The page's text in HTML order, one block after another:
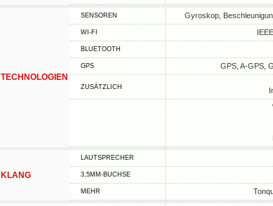
TECHNOLOGIEN
SENSOREN Gyroskop,
WI-FI
BLUETOOTH
GPS GPS, A-GPS,
ZUSÄTZLICH
KLANG
LAUTSPRECHER
3,5MM-BUCHSE
MEHR